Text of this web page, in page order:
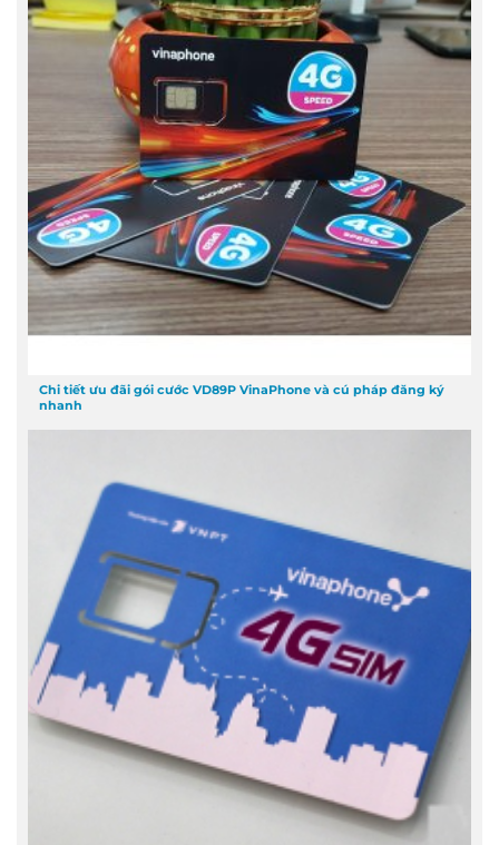
Chi tiết ưu đãi gói cước VD89P VinaPhone và cú pháp đăng ký
nhanh